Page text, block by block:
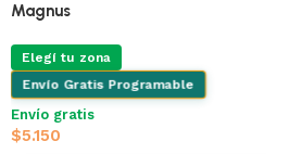
Magnus
Elegí tu zona
Envío Gratis Programable
Envío gratis
$5.882